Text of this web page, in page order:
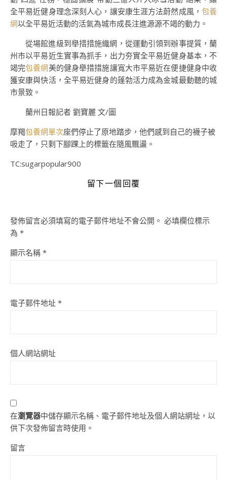
全平易近健身理念深刻人心，讓安康生涯方法蔚然成風， 包養
網以全平易近活動的活氣為城市成長注進源源不竭的動力。
從場館進級到舉措措施織網，從運動引領到辦事提質，蘭
州市以平易近生實事為抓手，出力夯實全平易近健身基本，不
竭完包養網美的健身舉措措施讓寬大市平易近在便捷健身中收
獲安康與快活，全平易近健身的蓬勃活力成為金城最動聽的城
市景致。
蘭州日報記者 劉寶麗 文/圖
摩羯包養網單次座們停止了原地踏步，他們感到自己的襪子被
吸走了，只剩下腳踝上的標籤在隨風飄盪。
TC:sugarpopular900
留下一個回覆
發佈留言必須填寫的電子郵件地址不會公開。 必填欄位標示
為 *
顯示名稱 *
電子郵件地址 *
個人網站網址
在瀏覽器中儲存顯示名稱、電子郵件地址及個人網站網址，以
供下次發佈留言時使用。
留言